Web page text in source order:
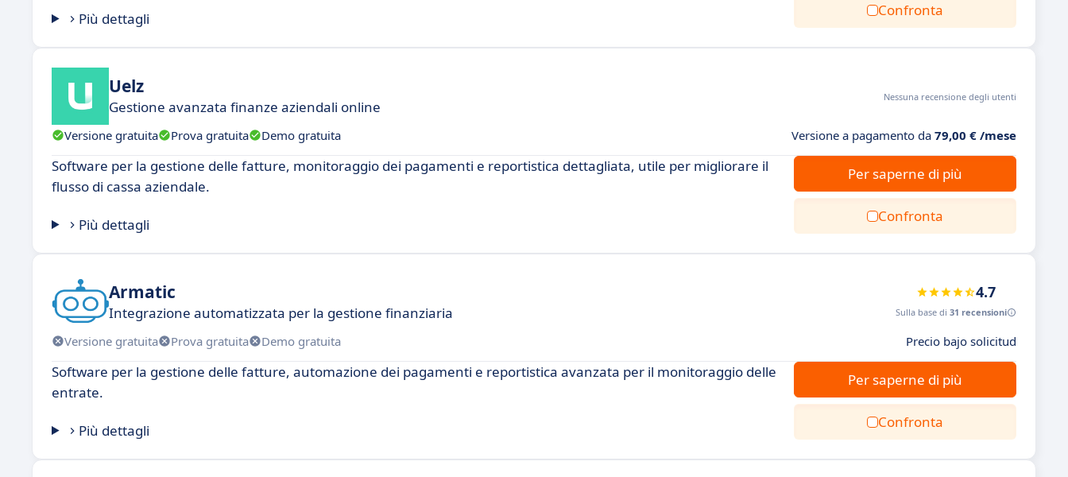
Più dettagli Confronta
Uelz
Gestione avanzata finanze aziendali online
Nessuna recensione degli utenti
Versione gratuita Prova gratuita Demo gratuita Versione a pagamento da 79,00 € /mese
Software per la gestione delle fatture, monitoraggio dei pagamenti e reportistica dettagliata, utile per migliorare il
flusso di cassa aziendale.
Più dettagli
Per saperne di più
Confronta
Armatic
Integrazione automatizzata per la gestione finanziaria
4.7
Sulla base di 31 recensioni
Versione gratuita Prova gratuita Demo gratuita Precio bajo solicitud
Software per la gestione delle fatture, automazione dei pagamenti e reportistica avanzata per il monitoraggio delle
entrate.
Più dettagli
Per saperne di più
Confronta